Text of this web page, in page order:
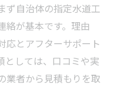
ず自治体の指定水道工
絡が基本です。理由
応とアフターサポート
としては、口コミや実
業者から見積もりを取